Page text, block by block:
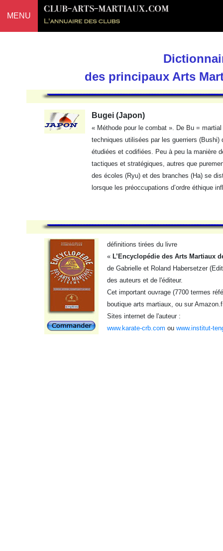
MENU
des principaux Arts
Bugei (Japon)
« Méthode pour le combat ». De Bu =
techniques utilisées par les guerriers
étudiées et codifiées. Peu à peu la manière
tactiques et stratégiques, autres que
des écoles (Ryu) et des branches (Ha) se
lorsque les préoccupations d’ordre éthique
définitions tirées du livre
« L’Encyclopédie des Arts Martiaux
de Gabrielle et Roland Habersetzer
des auteurs et de l'éditeur.
Cet important ouvrage (7700 termes
boutique arts martiaux, ou sur
Sites internet de l'auteur :
www.karate-crb.com ou www.institut-